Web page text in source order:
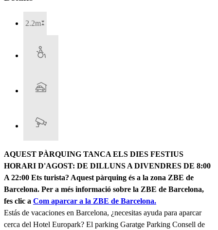
2.2m
AQUEST PÀRQUING TANCA ELS DIES FESTIUS
HORARI D'AGOST: DE DILLUNS A DIVENDRES DE 8:00
A 22:00 Ets turista? Aquest pàrquing és a la zona ZBE de
Barcelona. Per a més informació sobre la ZBE de Barcelona, ​​
fes clic a Com aparcar a la ZBE de Barcelona.
Estás de vacaciones en Barcelona, ¿necesitas ayuda para aparcar
cerca del Hotel Europark? El parking Garatge Parking Consell de